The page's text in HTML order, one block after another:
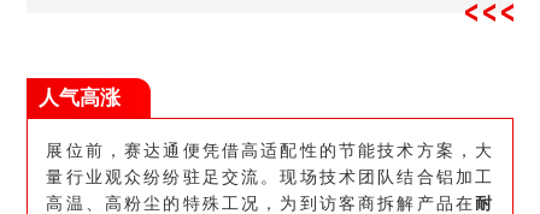
人气高涨
展位前，赛达通便凭借高适配性的节能技术方案，大
量行业观众纷纷驻足交流。现场技术团队结合铝加工
高温、高粉尘的特殊工况，为到访客商拆解产品在耐